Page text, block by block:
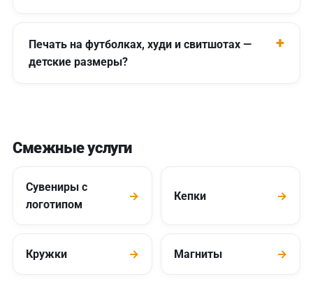
Печать на футболках, худи и свитшотах —
детские размеры?
Смежные услуги
Сувениры с
логотипом
→ Кепки →
Кружки → Магниты →